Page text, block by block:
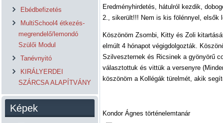
Ebédbefizetés
MultiSchool4 étkezés-
megrendelő/lemondó
Szülői Modul
Tanévnyitó
KIRÁLYERDEI
SZÁRCSA ALAPÍTVÁNY
Képek
Eredményhirdetés, hátulról kezdik,
2., sikerült!!! Nem is kis fölénnyel, elsők
Köszönöm Zsombi, Kitty és Zoli
elmúlt 4 hónapot végigdolgozták.
Szilveszternek és Ricsinek a gyönyörű
választottuk és vittük a versenyre
köszönöm a Kollégák türelmét, akik
Kondor Ágnes történelemtanár